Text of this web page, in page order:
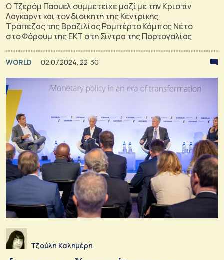
Ο Τζερόμ Πάουελ συμμετείχε μαζί με την Κριστίν
Λαγκάρντ και τον διοικητή της Κεντρικής
Τράπεζας της Βραζιλίας Ρομπέρτο Κάμπος Νέτο
στο Φόρουμ της ΕΚΤ στη Σίντρα της Πορτογαλίας
WORLD 02.07.2024, 22:30
Τζούλη Καλημέρη